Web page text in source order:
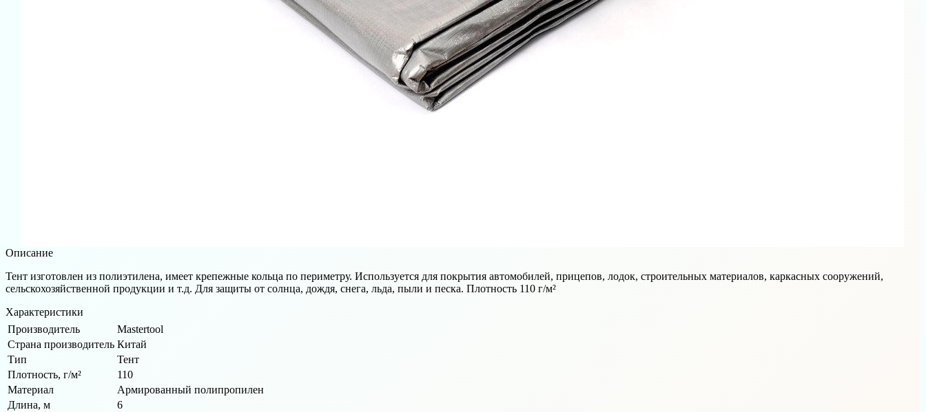
Описание
Тент изготовлен из полиэтилена, имеет крепежные кольца по периметру. Используется для покрытия автомобилей, прицепов, лодок, строительных материалов, каркасных сооружений,
сельскохозяйственной продукции и т.д. Для защиты от солнца, дождя, снега, льда, пыли и песка. Плотность 110 г/м²
Характеристики
Производитель
Mastertool
Страна производитель Китай
Тип
Тент
Плотность, г/м²
110
Материал
Армированный полипропилен
Длина, м
6